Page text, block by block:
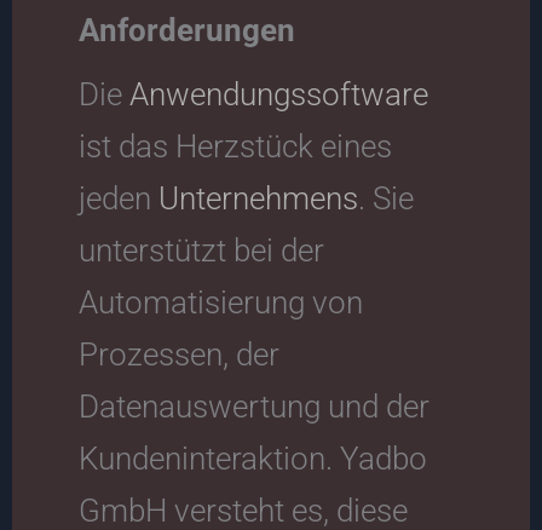
Anforderungen
Die Anwendungssoftware
ist das Herzstück eines
jeden Unternehmens. Sie
unterstützt bei der
Automatisierung von
Prozessen, der
Datenauswertung und der
Kundeninteraktion. Yadbo
GmbH versteht es, diese